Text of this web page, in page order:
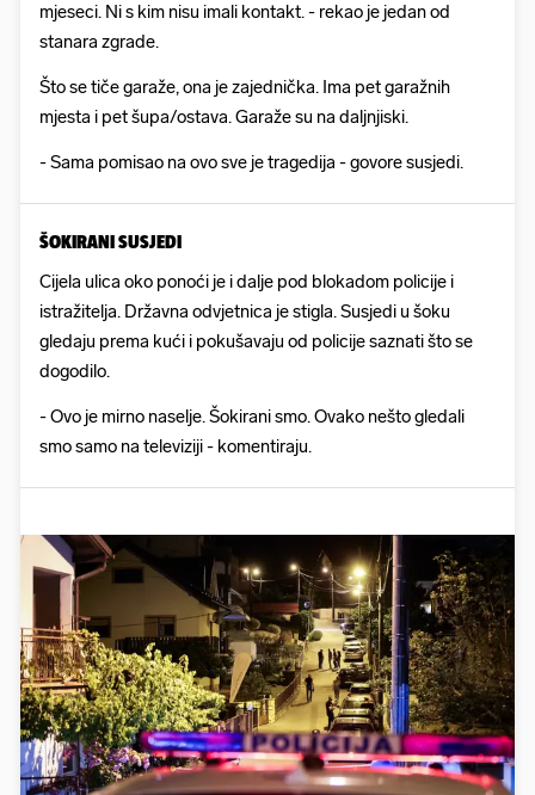
mjeseci. Ni s kim nisu imali kontakt. - rekao je jedan od
stanara zgrade.
Što se tiče garaže, ona je zajednička. Ima pet garažnih
mjesta i pet šupa/ostava. Garaže su na daljnjiski.
- Sama pomisao na ovo sve je tragedija - govore susjedi.
ŠOKIRANI SUSJEDI
Cijela ulica oko ponoći je i dalje pod blokadom policije i
istražitelja. Državna odvjetnica je stigla. Susjedi u šoku
gledaju prema kući i pokušavaju od policije saznati što se
dogodilo.
- Ovo je mirno naselje. Šokirani smo. Ovako nešto gledali
smo samo na televiziji - komentiraju.